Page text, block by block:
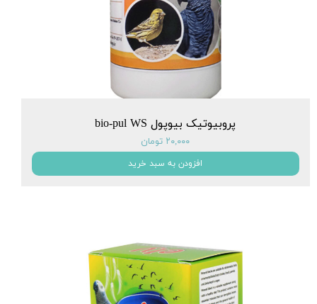
پروبیوتیک بیوپول bio-pul WS
۲۰,۰۰۰ تومان
افزودن به سبد خرید